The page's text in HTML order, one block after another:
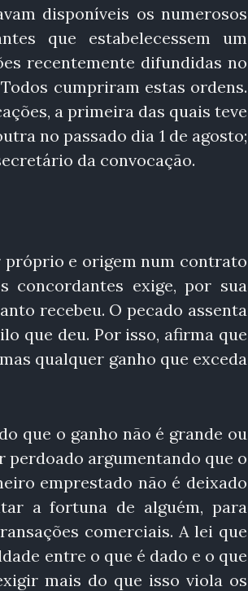
disponíveis os numerosos
que estabelecessem um
recentemente difundidas no
cumpriram estas ordens.
a primeira das quais teve
no passado dia 1 de agosto;
da convocação.
próprio e origem num contrato
concordantes exige, por sua
recebeu. O pecado assenta
que deu. Por isso, afirma que
qualquer ganho que exceda
que o ganho não é grande ou
perdoado argumentando que o
emprestado não é deixado
a fortuna de alguém, para
comerciais. A lei que
entre o que é dado e o que
mais do que isso viola os